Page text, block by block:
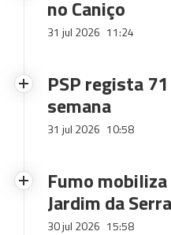
no Caniço
31 jul 2026 11:24
PSP regista
semana
31 jul 2026 10:58
Fumo
Jardim da Serra
30 jul 2026 15:58